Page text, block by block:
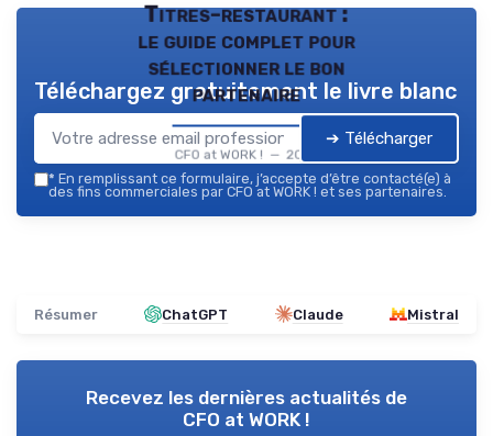
Titres-restaurant :
le guide complet pour
sélectionner le bon
partenaire
CFO at WORK ! — 2026
Téléchargez gratuitement le livre blanc
➔ Télécharger
* En remplissant ce formulaire, j’accepte d’être contacté(e) à
des fins commerciales par CFO at WORK ! et ses partenaires.
Résumer ChatGPT Claude Mistral
Recevez les dernières actualités de
CFO at WORK !